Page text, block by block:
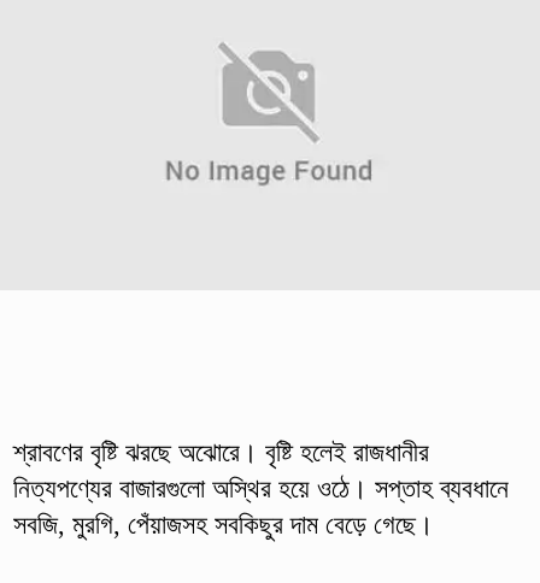
শ্রাবণের বৃষ্টি ঝরছে অঝোরে। বৃষ্টি হলেই রাজধানীর
নিত্যপণ্যের বাজারগুলো অস্থির হয়ে ওঠে। সপ্তাহ ব্যবধানে
সবজি, মুরগি, পেঁয়াজসহ সবকিছুর দাম বেড়ে গেছে।